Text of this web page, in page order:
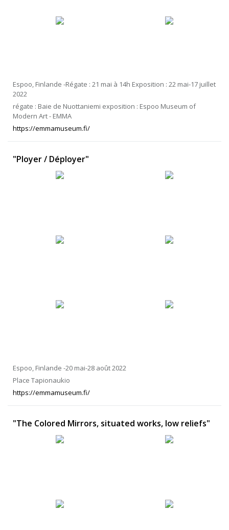
Espoo, Finlande -Régate : 21 mai à 14h Exposition : 22 mai-17 juillet
2022
régate : Baie de Nuottaniemi exposition : Espoo Museum of
Modern Art - EMMA
https://emmamuseum.fi/
"Ployer / Déployer"
Espoo, Finlande -20 mai-28 août 2022
Place Tapionaukio
https://emmamuseum.fi/
"The Colored Mirrors, situated works, low reliefs"